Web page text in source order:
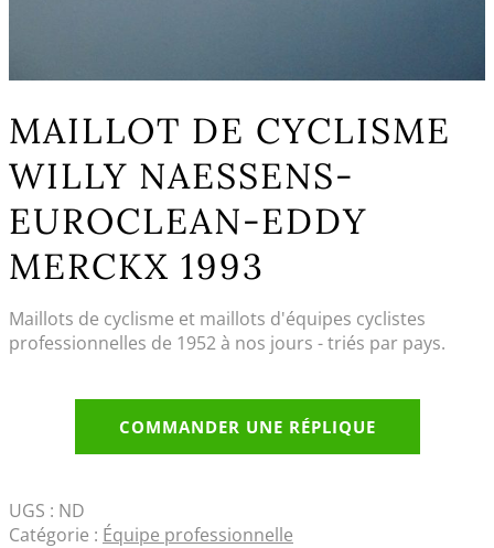
MAILLOT DE CYCLISME
WILLY NAESSENS-
EUROCLEAN-EDDY
MERCKX 1993
Maillots de cyclisme et maillots d'équipes cyclistes
professionnelles de 1952 à nos jours - triés par pays.
COMMANDER UNE RÉPLIQUE
UGS : ND
Catégorie : Équipe professionnelle